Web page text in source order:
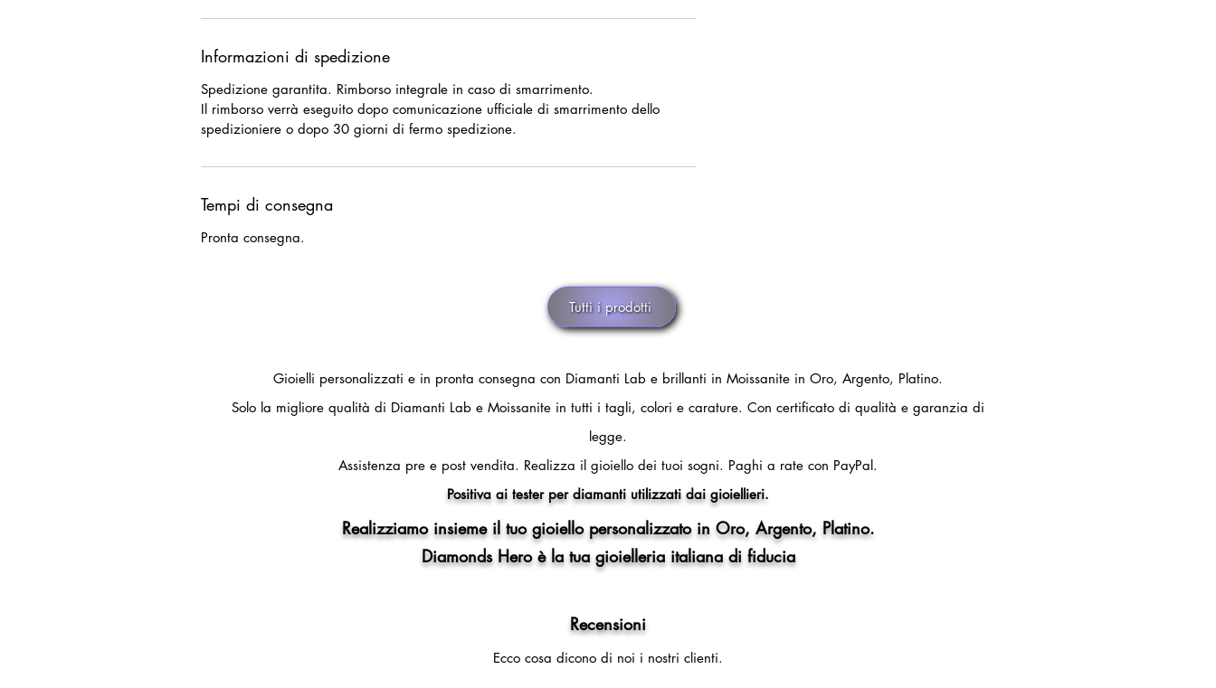
Informazioni di spedizione
Spedizione garantita. Rimborso integrale in caso di smarrimento.
Il rimborso verrà eseguito dopo comunicazione ufficiale di smarrimento dello
spedizioniere o dopo 30 giorni di fermo spedizione.
Tempi di consegna
Pronta consegna.
Tutti i prodotti
Gioielli personalizzati e in pronta consegna con Diamanti Lab e brillanti in Moissanite in Oro, Argento, Platino.
Solo la migliore qualità di Diamanti Lab e Moissanite in tutti i tagli, colori e carature. Con certificato di qualità e garanzia di
legge.
Assistenza pre e post vendita. Realizza il gioiello dei tuoi sogni. Paghi a rate con PayPal.
Positiva ai tester per diamanti utilizzati dai gioiellieri.
Realizziamo insieme il tuo gioiello personalizzato in Oro, Argento, Platino.
Diamonds Hero è la tua gioielleria italiana di fiducia
Recensioni
Ecco cosa dicono di noi i nostri clienti.